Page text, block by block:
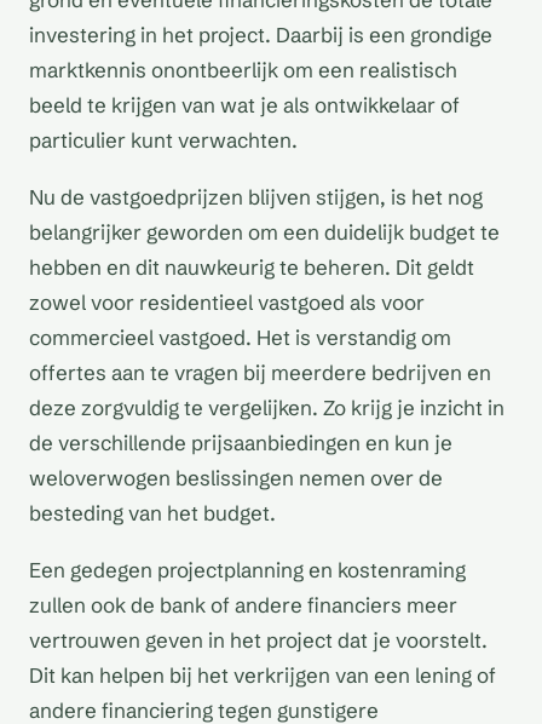
investering in het project. Daarbij is een grondige
marktkennis onontbeerlijk om een realistisch
beeld te krijgen van wat je als ontwikkelaar of
particulier kunt verwachten.
Nu de vastgoedprijzen blijven stijgen, is het nog
belangrijker geworden om een duidelijk budget te
hebben en dit nauwkeurig te beheren. Dit geldt
zowel voor residentieel vastgoed als voor
commercieel vastgoed. Het is verstandig om
offertes aan te vragen bij meerdere bedrijven en
deze zorgvuldig te vergelijken. Zo krijg je inzicht in
de verschillende prijsaanbiedingen en kun je
weloverwogen beslissingen nemen over de
besteding van het budget.
Een gedegen projectplanning en kostenraming
zullen ook de bank of andere financiers meer
vertrouwen geven in het project dat je voorstelt.
Dit kan helpen bij het verkrijgen van een lening of
andere financiering tegen gunstigere